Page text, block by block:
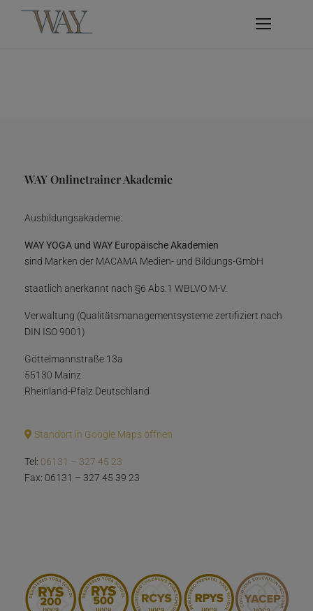
WAY Onlinetrainer Akademie
Ausbildungsakademie:
WAY YOGA und WAY Europäische Akademien
sind Marken der MACAMA Medien- und Bildungs-GmbH
staatlich anerkannt nach §6 Abs.1 WBLVO M-V.
Verwaltung (Qualitätsmanagementsysteme zertifiziert nach
DIN ISO 9001)
Göttelmannstraße 13a
55130 Mainz
Rheinland-Pfalz Deutschland
Standort in Google Maps öffnen
Tel: 06131 – 327 45 23
Fax: 06131 – 327 45 39 23